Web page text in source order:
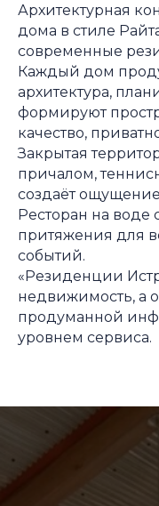
Архитектурная
дома в стиле
современные
Каждый дом
архитектура,
формируют
качество,
Закрытая
причалом,
создаёт
Ресторан на воде
притяжения для
событий.
«Резиденции
недвижимость, а
продуманной
уровнем сервиса.